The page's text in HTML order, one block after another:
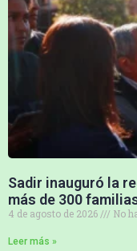
Sadir inauguró la
más de 300
4 de agosto de 2026 No
Leer más »